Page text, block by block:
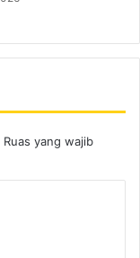
Ruas yang wajib